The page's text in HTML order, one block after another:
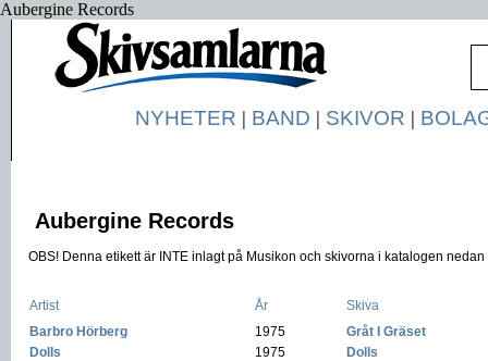
Aubergine Records
NYHETER | BAND | SKIVOR |
Aubergine Records
OBS! Denna etikett är INTE inlagt på Musikon och skivorna i katalogen
Artist År
Skiva
Barbro Hörberg
1975
Gråt I Gräset
Dolls
1975
Dolls